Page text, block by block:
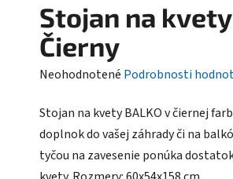
Stojan na kvety
Čierny
Priemerné
produktu
je
0,0
Neohodnotené Podrobnosti
Stojan na kvety BALKO v čiernej
doplnok do vašej záhrady či na
tyčou na zavesenie ponúka